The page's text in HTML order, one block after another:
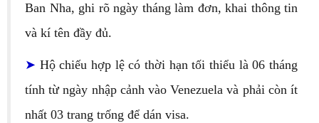
Ban Nha, ghi rõ ngày tháng làm đơn, khai thông tin
và kí tên đầy đủ.
➤ Hộ chiếu hợp lệ có thời hạn tối thiểu là 06 tháng
tính từ ngày nhập cảnh vào Venezuela và phải còn ít
nhất 03 trang trống để dán visa.